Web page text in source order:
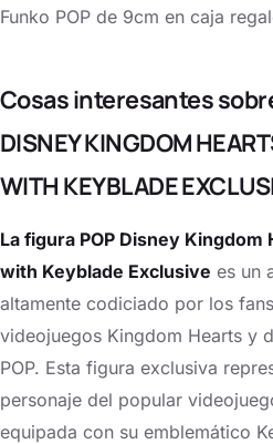
Funko POP de 9cm en caja
Cosas interesantes
DISNEY KINGDOM
WITH KEYBLADE
La figura POP Disney Kingdom
with Keyblade Exclusive es un
altamente codiciado por los
videojuegos Kingdom Hearts y
POP. Esta figura exclusiva
personaje del popular
equipada con su emblemático